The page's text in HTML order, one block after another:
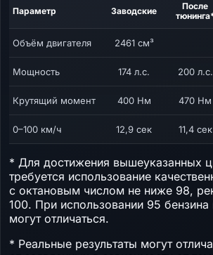
Параметр Заводские
После
Объём двигателя 2461 см³
Мощность 174 л.с. 200 л.с.
Крутящий момент 400 Нм 470 Нм
0–100 км/ч 12,9 сек 11,4 сек
* Для достижения вышеуказанных
требуется использование
с октановым числом не ниже 98,
100. При использовании 95 бензина
могут отличаться.
* Реальные результаты могут